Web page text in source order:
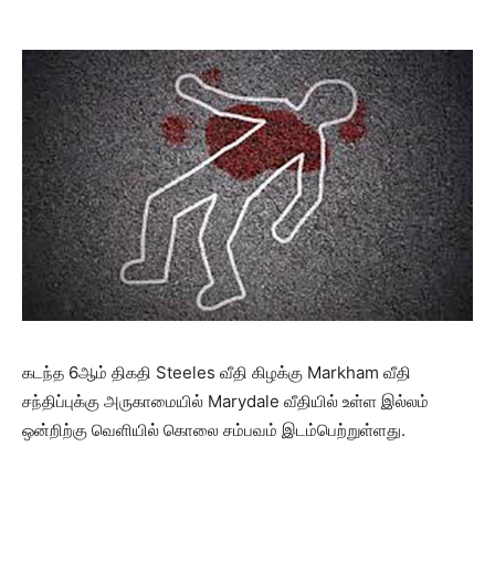
கடந்த 6ஆம் திகதி Steeles வீதி கிழக்கு Markham வீதி
சந்திப்புக்கு அருகாமையில் Marydale வீதியில் உள்ள இல்லம்
ஒன்றிற்கு வெளியில் கொலை சம்பவம் இடம்பெற்றுள்ளது.